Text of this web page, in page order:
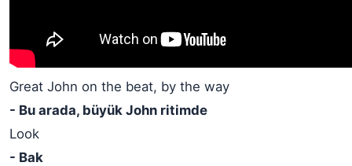
Great John on the beat, by the way
- Bu arada, büyük John ritimde
Look
- Bak